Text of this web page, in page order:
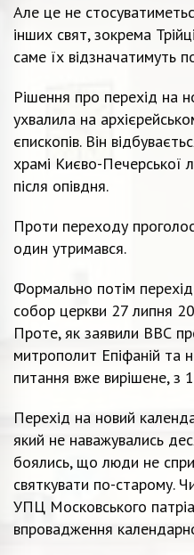
Але це не
інших свят, зокрема
саме їх відзначатимуть
Рішення про перехід на
ухвалила на
єпископів. Він
храмі Києво-Печерської
після опівдня.
Проти переходу
один утримався.
Формально потім
собор церкви 27 липня
Проте, як заявили ВВС
митрополит Епіфаній та
питання вже вирішене, з
Перехід на новий
який не наважувались
боялись, що люди не
святкувати по-старому.
УПЦ Московського
впровадження